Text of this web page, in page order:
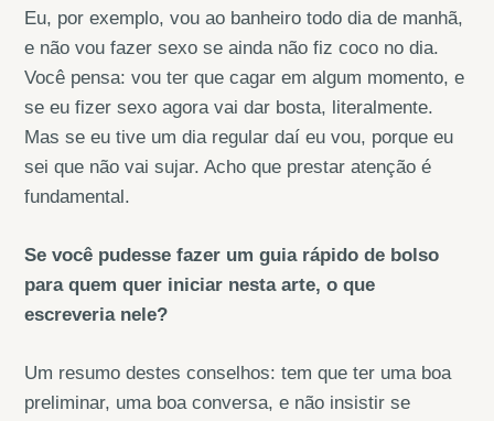
Eu, por exemplo, vou ao banheiro todo dia de manhã,
e não vou fazer sexo se ainda não fiz coco no dia.
Você pensa: vou ter que cagar em algum momento, e
se eu fizer sexo agora vai dar bosta, literalmente.
Mas se eu tive um dia regular daí eu vou, porque eu
sei que não vai sujar. Acho que prestar atenção é
fundamental.
Se você pudesse fazer um guia rápido de bolso
para quem quer iniciar nesta arte, o que
escreveria nele?
Um resumo destes conselhos: tem que ter uma boa
preliminar, uma boa conversa, e não insistir se